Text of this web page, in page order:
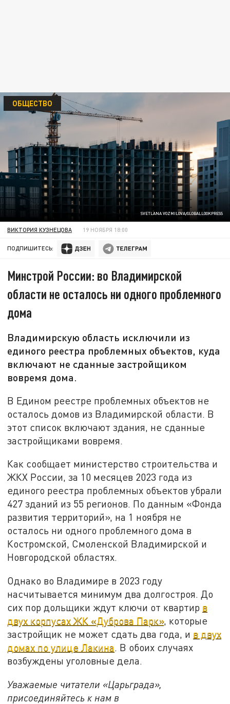
SVETLANA VOZMILOVA/GLOBALLOOKPRESS
ОБЩЕСТВО
ВИКТОРИЯ КУЗНЕЦОВА 19 НОЯБРЯ 18:00
ПОДПИШИТЕСЬ:
Минстрой России: во Владимирской
области не осталось ни одного проблемного
дома
Владимирскую область исключили из
единого реестра проблемных объектов, куда
включают не сданные застройщиком
вовремя дома.
В Едином реестре проблемных объектов не
осталось домов из Владимирской области. В
этот список включают здания, не сданные
застройщиками вовремя.
Как сообщает министерство строительства и
ЖКХ России, за 10 месяцев 2023 года из
единого реестра проблемных объектов убрали
427 зданий из 55 регионов. По данным «Фонда
развития территорий», на 1 ноября не
осталось ни одного проблемного дома в
Костромской, Смоленской Владимирской и
Новгородской областях.
Однако во Владимире в 2023 году
насчитывается минимум два долгостроя. До
сих пор дольщики ждут ключи от квартир в
двух корпусах ЖК «Дуброва Парк», которые
застройщик не может сдать два года, и в двух
домах по улице Лакина. В обоих случаях
возбуждены уголовные дела.
Уважаемые читатели «Царьграда»,
присоединяйтесь к нам в